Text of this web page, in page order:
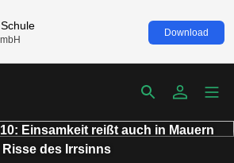
Download
Einsamkeit reißt auch in Mauern
Risse des Irrsinns